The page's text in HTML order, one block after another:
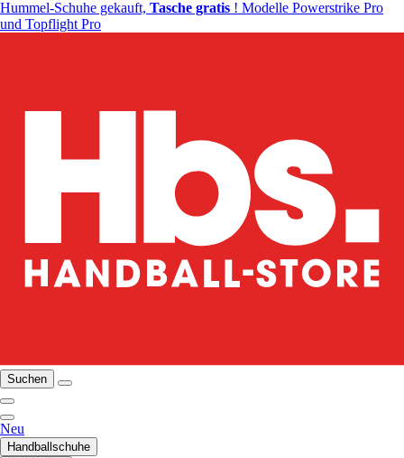
Hummel-Schuhe gekauft, Tasche gratis ! Modelle Powerstrike Pro
und Topflight Pro
Suchen
Neu
Handballschuhe